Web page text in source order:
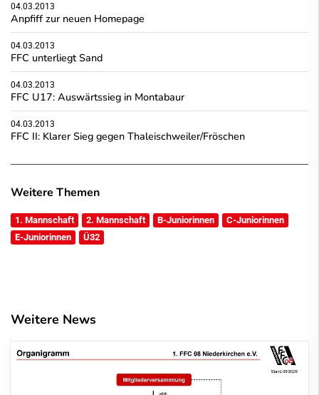
04.03.2013
Anpfiff zur neuen Homepage
04.03.2013
FFC unterliegt Sand
04.03.2013
FFC U17: Auswärtssieg in Montabaur
04.03.2013
FFC II: Klarer Sieg gegen Thaleischweiler/Fröschen
Weitere Themen
1. Mannschaft 2. Mannschaft B-Juniorinnen
C-Juniorinnen
E-Juniorinnen
Ü32
Weitere News